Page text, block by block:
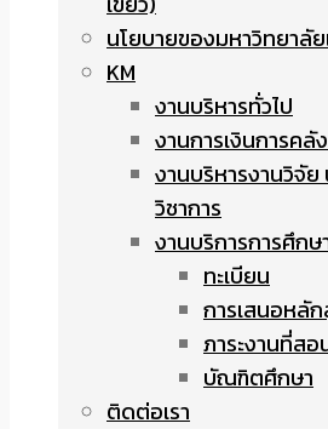
นโยบายของมหาวิทยาลัย
KM
งานบริหารทั่วไป
งานการเงินการคลั
งานบริหารงานวิจั
วิชาการ
งานบริการการศึกษ
ทะเบียน
การเสนอหลั
ภาระงานที่สอ
บัณฑิตศึกษา
ติดต่อเรา